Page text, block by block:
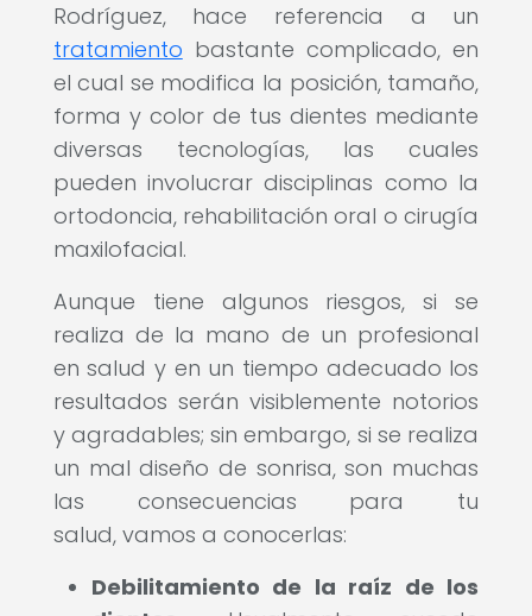
Rodríguez, hace referencia a un
tratamiento bastante complicado, en
el cual se modifica la posición, tamaño,
forma y color de tus dientes mediante
diversas tecnologías, las cuales
pueden involucrar disciplinas como la
ortodoncia, rehabilitación oral o cirugía
maxilofacial.
Aunque tiene algunos riesgos, si se
realiza de la mano de un profesional
en salud y en un tiempo adecuado los
resultados serán visiblemente notorios
y agradables; sin embargo, si se realiza
un mal diseño de sonrisa, son muchas
las consecuencias para tu
salud, vamos a conocerlas:
Debilitamiento de la raíz de los